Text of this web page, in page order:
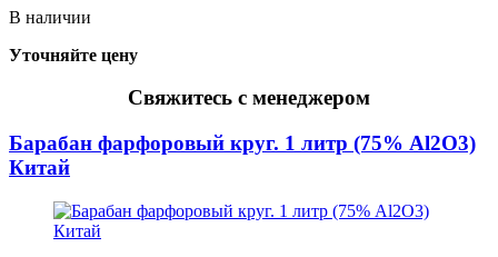
В наличии
Уточняйте цену
Свяжитесь с менеджером
Барабан фарфоровый круг. 1 литр (75% Al2O3)
Китай